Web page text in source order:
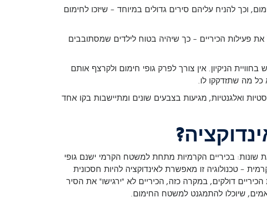
וכך להניח עליהם סירים גדולים במיוחד – שיזכו לחימום
את פעילות הכיריים – כך שיהיה בטוח לילדים שמסתובבים
הניקיון. אין צורך לפרק גופי חימום ולקרצף אותם
מה שתזדקקו לו.
ואלגנטיות, מגיעות בצבעים שונים ומתיישבות בקו אחד
שונות: בכיריים הקרמיות מתחת למשטח הקרמי ישנם גופי
– טכנולוגיה זו מאפשרת לאינדוקציה להיות חסכונית
דולקים, במקרה כזה, הכיריים לא "ירגישו" את הסיר
שיוכלו להתמגנט למשטח החימום.